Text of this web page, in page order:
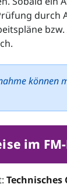
durch
können
im